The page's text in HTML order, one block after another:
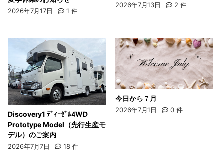
2026年7月17日 1 件
2026年7月13日 2 件
Discovery1 ﾃﾞｨｰｾﾞﾙ4WD
Prototype Model（先行生産モ
デル）のご案内
2026年7月7日 18 件
今日から７月
2026年7月1日 0 件